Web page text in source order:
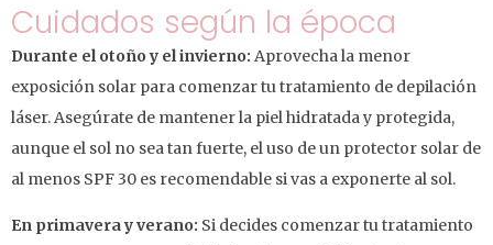
Cuidados según la época
Durante el otoño y el invierno: Aprovecha la menor
exposición solar para comenzar tu tratamiento de depilación
láser. Asegúrate de mantener la piel hidratada y protegida,
aunque el sol no sea tan fuerte, el uso de un protector solar de
al menos SPF 30 es recomendable si vas a exponerte al sol.
En primavera y verano: Si decides comenzar tu tratamiento